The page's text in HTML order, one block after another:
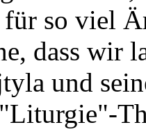
so viel
dass wir
und